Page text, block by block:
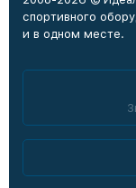
спортивного
и в одном месте.